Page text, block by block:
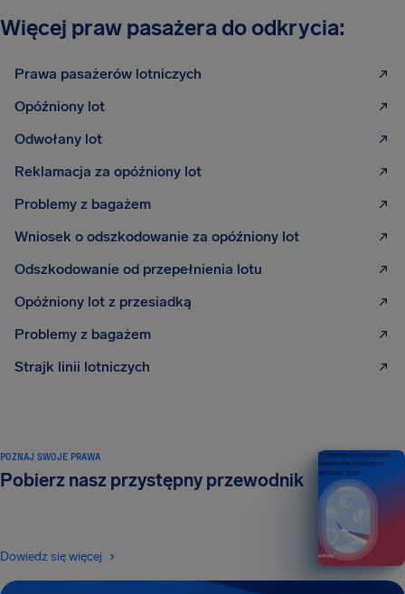
Więcej praw pasażera do odkrycia:
Prawa pasażerów lotniczych
Opóźniony lot
Odwołany lot
Reklamacja za opóźniony lot
Problemy z bagażem
Wniosek o odszkodowanie za opóźniony lot
Odszkodowanie od przepełnienia lotu
Opóźniony lot z przesiadką
Problemy z bagażem
Strajk linii lotniczych
POZNAJ SWOJE PRAWA
Pobierz nasz przystępny przewodnik
Dowiedz się więcej
Przewodnik po prawach
pasażerów lotniczych
WYDANIE 2026